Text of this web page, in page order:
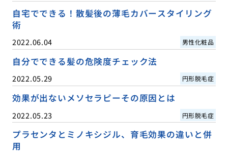
自宅でできる！散髪後の薄毛カバースタイリング
術
2022.06.04 男性化粧品
自分でできる髪の危険度チェック法
2022.05.29 円形脱毛症
効果が出ないメソセラピーその原因とは
2022.05.23 円形脱毛症
プラセンタとミノキシジル、育毛効果の違いと併
用